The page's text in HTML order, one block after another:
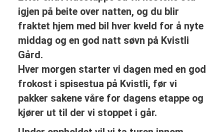
igjen på beite over natten, og du blir
fraktet hjem med bil hver kveld for å nyte
middag og en god natt søvn på Kvistli
Gård.
Hver morgen starter vi dagen med en god
frokost i spisestua på Kvistli, før vi
pakker sakene våre for dagens etappe og
kjører ut til der vi stoppet i går.